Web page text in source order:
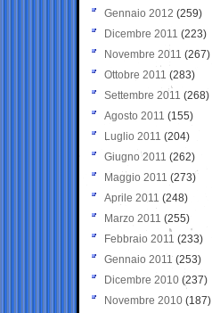
Gennaio 2012 (259)
Dicembre 2011 (223)
Novembre 2011 (267)
Ottobre 2011 (283)
Settembre 2011 (268)
Agosto 2011 (155)
Luglio 2011 (204)
Giugno 2011 (262)
Maggio 2011 (273)
Aprile 2011 (248)
Marzo 2011 (255)
Febbraio 2011 (233)
Gennaio 2011 (253)
Dicembre 2010 (237)
Novembre 2010 (187)